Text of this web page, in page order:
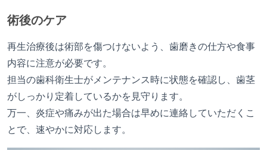
術後のケア
再生治療後は術部を傷つけないよう、歯磨きの仕方や食事
内容に注意が必要です。
担当の歯科衛生士がメンテナンス時に状態を確認し、歯茎
がしっかり定着しているかを見守ります。
万一、炎症や痛みが出た場合は早めに連絡していただくこ
とで、速やかに対応します。